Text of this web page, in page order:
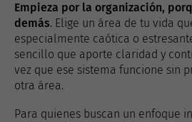
Empieza por la organización,
demás. Elige un área de tu vida
especialmente caótica o
sencillo que aporte claridad y
vez que ese sistema funcione sin
otra área.
Para quienes buscan un enfoque